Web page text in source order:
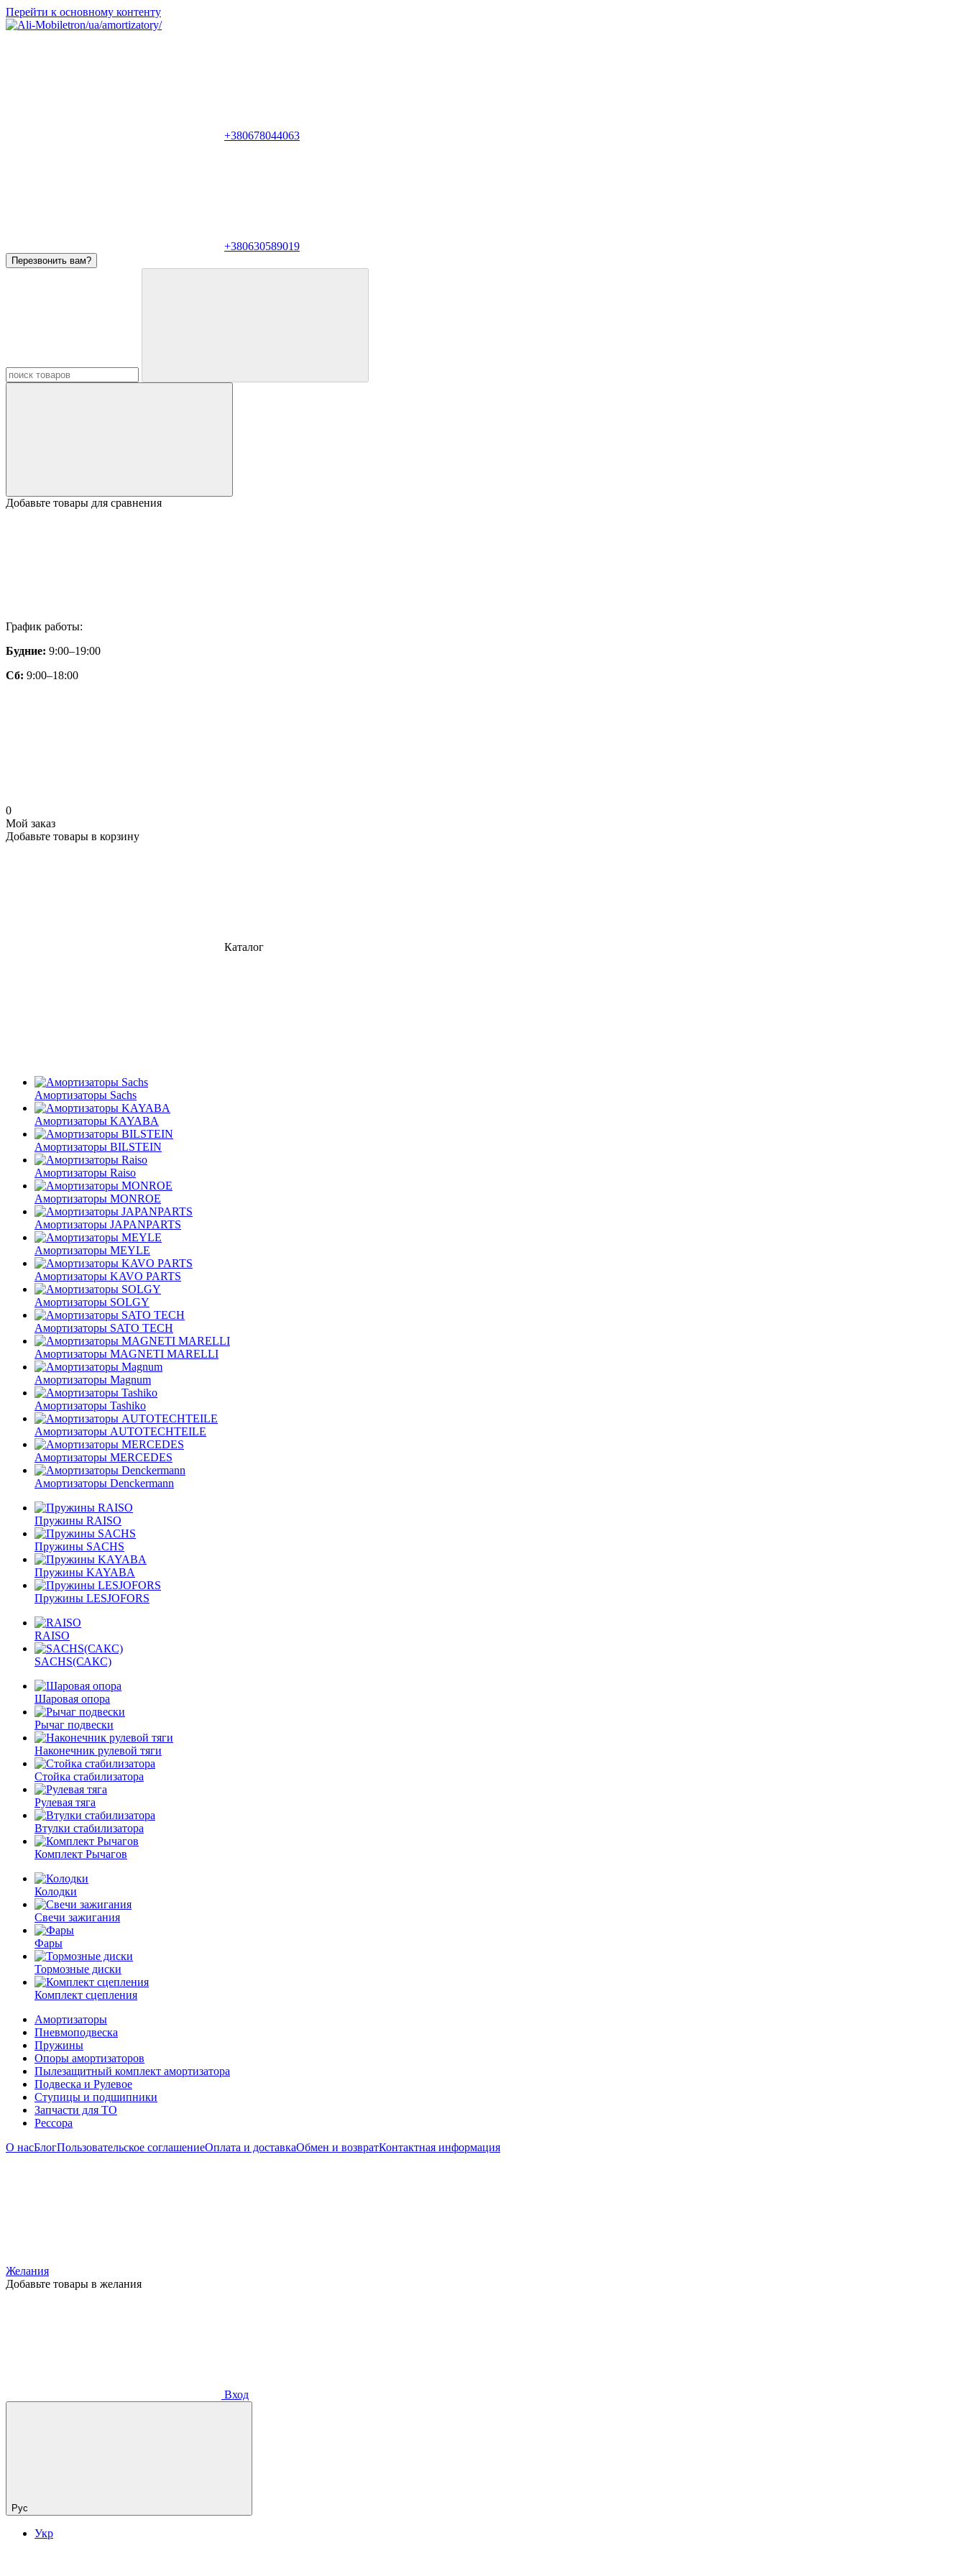
Перейти к основному контенту
+380678044063
+380630589019
Перезвонить вам?
Добавьте товары для сравнения
График работы:
Будние: 9:00–19:00
Сб: 9:00–18:00
0
Мой заказ
Добавьте товары в корзину
Каталог
Амортизаторы Sachs
Амортизаторы KAYABA
Амортизаторы BILSTEIN
Амортизаторы Raiso
Амортизаторы MONROE
Амортизаторы JAPANPARTS
Амортизаторы MEYLE
Амортизаторы KAVO PARTS
Амортизаторы SOLGY
Амортизаторы SATO TECH
Амортизаторы MAGNETI MARELLI
Амортизаторы Magnum
Амортизаторы Tashiko
Амортизаторы AUTOTECHTEILE
Амортизаторы MERCEDES
Амортизаторы Denckermann
Пружины RAISO
Пружины SACHS
Пружины KAYABA
Пружины LESJOFORS
RAISO
SACHS(САКС)
Шаровая опора
Рычаг подвески
Наконечник рулевой тяги
Стойка стабилизатора
Рулевая тяга
Втулки стабилизатора
Комплект Рычагов
Колодки
Свечи зажигания
Фары
Тормозные диски
Комплект сцепления
Амортизаторы
Пневмоподвеска
Пружины
Опоры амортизаторов
Пылезащитный комплект амортизатора
Подвеска и Рулевое
Ступицы и подшипники
Запчасти для ТО
Рессора
О насБлогПользовательское соглашениеОплата и доставкаОбмен и возвратКонтактная информация
Желания
Добавьте товары в желания
Вход
Рус
Укр